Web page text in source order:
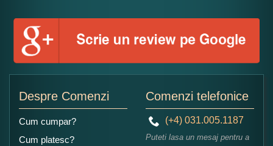
Numele dumneavoastra:
Despre Comenzi
Cum cumpar?
Cum platesc?
Comenzi telefonice
(+4) 031.005.1187
Puteti lasa un mesaj pentru a